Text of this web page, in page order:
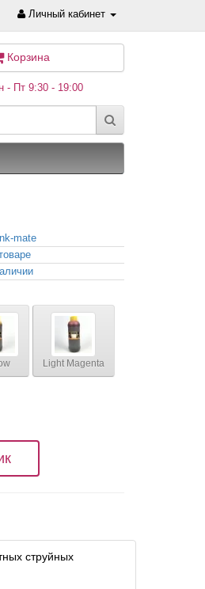
Личный кабинет
Корзина
- Пт 9:30 - 19:00
Ink-mate
Light Magenta
струйных